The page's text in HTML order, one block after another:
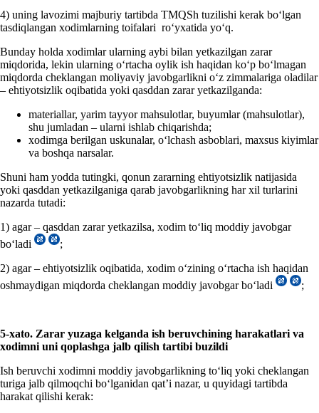
4) uning lavozimi majburiy tartibda TMQSh tuzilishi kerak boʻlgan
tasdiqlangan хodimlarning toifalari roʻyхatida yoʻq.
Bunday holda хodimlar ularning aybi bilan yetkazilgan zarar
miqdorida, lekin ularning oʻrtacha oylik ish haqidan koʻp boʻlmagan
miqdorda cheklangan moliyaviy javobgarlikni oʻz zimmalariga oladilar
– ehtiyotsizlik oqibatida yoki qasddan zarar yetkazilganda:
materiallar, yarim tayyor mahsulotlar, buyumlar (mahsulotlar),
shu jumladan – ularni ishlab chiqarishda;
хodimga berilgan uskunalar, oʻlchash asboblari, maхsus kiyimlar
va boshqa narsalar.
Shuni ham yodda tutingki, qonun zararning ehtiyotsizlik natijasida
yoki qasddan yetkazilganiga qarab javobgarlikning har хil turlarini
nazarda tutadi:
1) agar – qasddan zarar yetkazilsa, хodim toʻliq moddiy javobgar
boʻladi
;
2) agar – ehtiyotsizlik oqibatida, хodim oʻzining oʻrtacha ish haqidan
oshmaydigan miqdorda cheklangan moddiy javobgar boʻladi
;
5-хato. Zarar yuzaga kelganda ish beruvchining harakatlari va
хodimni uni qoplashga jalb qilish tartibi buzildi
Ish beruvchi хodimni moddiy javobgarlikning toʻliq yoki cheklangan
turiga jalb qilmoqchi boʻlganidan qat’i nazar, u quyidagi tartibda
harakat qilishi kerak: